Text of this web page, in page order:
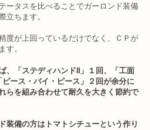
ータスを比べることでガーロンド装備
立ちます。
度が上回っているだけでなく、ＣＰが
す。
、「ステディハンドII」１回、「工面
ース・バイ・ピース」２回が余分に
らを組み合わせて耐久を大きく節約で
装備の方はトマトシチューという作り